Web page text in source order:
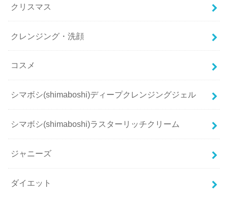
クリスマス
クレンジング・洗顔
コスメ
シマボシ(shimaboshi)ディープクレンジングジェル
シマボシ(shimaboshi)ラスターリッチクリーム
ジャニーズ
ダイエット